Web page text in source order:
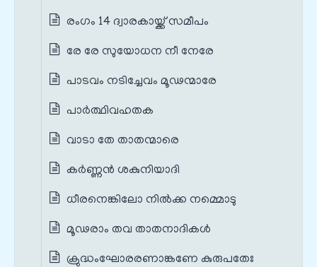
രംഗം 14 ദ്വാരകായ്ക്ക് സമീപം
രേ രേ സുയോധന നീ നേരേ
പാടവം നടിച്ചേവം മൂഢന്മാരേ
പാർത്ഥിവഹതക
വാടാ തേ താതന്മാരെ
കർണ്ണൻ ശകുനിയാദി
ധീരനെങ്കിലോ നിൽക്ക നമ്മൊടു
മൂഢരാം തവ താതനാദികൾ
ക്രുദ്ധംഘോരരണാങ്കണേ കുരുപതേഃ